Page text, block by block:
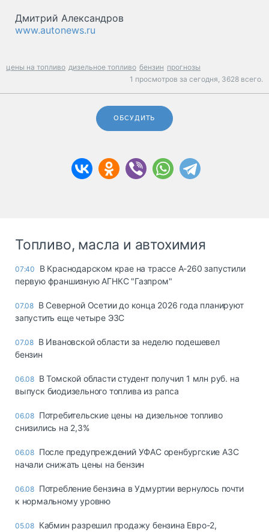
Дмитрий Александров
www.autonews.ru
цены на топливо дизельное топливо бензин прогнозы
1 просмотров за сегодня, 3628 всего.
ОБСУДИТЬ
Топливо, масла и автохимия
07:40
В Краснодарском крае на трассе А-260 запустили
первую франшизную АГНКС "Газпром"
07.08 В Северной Осетии до конца 2026 года планируют
запустить еще четыре ЭЗС
07.08 В Ивановской области за неделю подешевел
бензин
06.08 В Томской области студент получил 1 млн руб. на
выпуск биодизельного топлива из рапса
06.08 Потребительские цены на дизельное топливо
снизились на 2,3%
06.08 После предупреждений УФАС оренбургские АЗС
начали снижать цены на бензин
06.08 Потребление бензина в Удмуртии вернулось почти
к нормальному уровню
05.08 Кабмин разрешил продажу бензина Евро-2,